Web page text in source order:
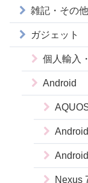
雑記・その他
ガジェット
個人輸入
Android
Nexus